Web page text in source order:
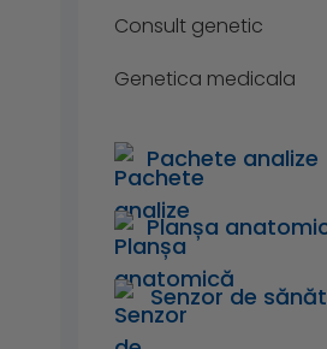
Consult genetic
Genetica medicala
Pachete analize
Planșa
Senzor de